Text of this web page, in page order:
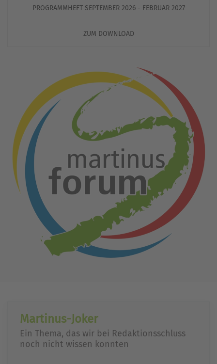
PROGRAMMHEFT SEPTEMBER 2026 - FEBRUAR 2027
ZUM DOWNLOAD
Martinus-Joker
Ein Thema, das wir bei Redaktionsschluss
noch nicht wissen konnten